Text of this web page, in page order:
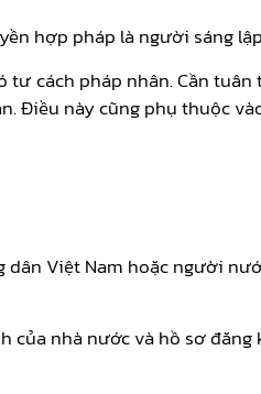
hợp pháp là người sáng
cách pháp nhân. Cần
Điều này cũng phụ thuộc
Việt Nam hoặc người
nhà nước và hồ sơ